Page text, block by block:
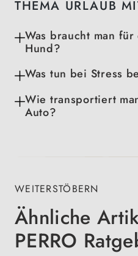
THEMA URLAUB
Was braucht man
Hund?
Was tun bei Stress
Wie transportiert
Auto?
WEITERSTÖBERN
Ähnliche
PERRO